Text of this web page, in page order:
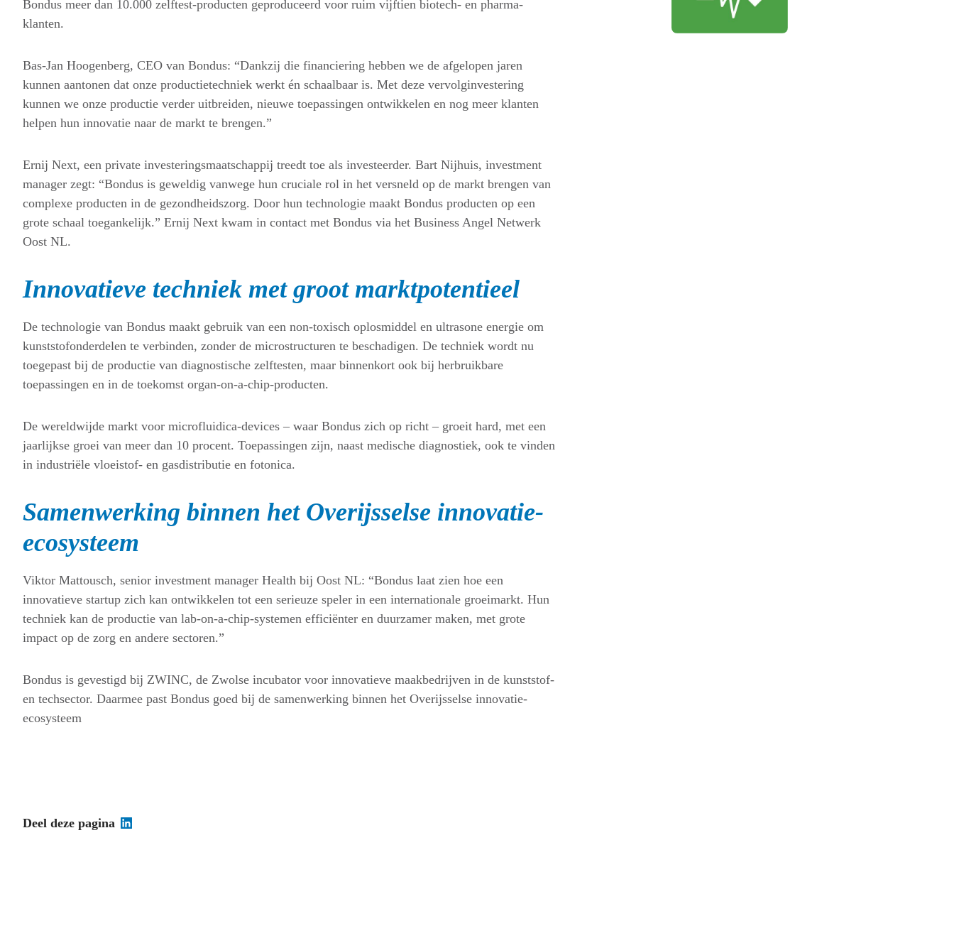
Bondus meer dan 10.000 zelftest-producten geproduceerd voor ruim vijftien biotech- en pharma-
klanten.
Bas-Jan Hoogenberg, CEO van Bondus: “Dankzij die financiering hebben we de afgelopen jaren
kunnen aantonen dat onze productietechniek werkt én schaalbaar is. Met deze vervolginvestering
kunnen we onze productie verder uitbreiden, nieuwe toepassingen ontwikkelen en nog meer klanten
helpen hun innovatie naar de markt te brengen.”
Ernij Next, een private investeringsmaatschappij treedt toe als investeerder. Bart Nijhuis, investment
manager zegt: “Bondus is geweldig vanwege hun cruciale rol in het versneld op de markt brengen van
complexe producten in de gezondheidszorg. Door hun technologie maakt Bondus producten op een
grote schaal toegankelijk.” Ernij Next kwam in contact met Bondus via het Business Angel Netwerk
Oost NL.
Innovatieve techniek met groot marktpotentieel
De technologie van Bondus maakt gebruik van een non-toxisch oplosmiddel en ultrasone energie om
kunststofonderdelen te verbinden, zonder de microstructuren te beschadigen. De techniek wordt nu
toegepast bij de productie van diagnostische zelftesten, maar binnenkort ook bij herbruikbare
toepassingen en in de toekomst organ-on-a-chip-producten.
De wereldwijde markt voor microfluidica-devices – waar Bondus zich op richt – groeit hard, met een
jaarlijkse groei van meer dan 10 procent. Toepassingen zijn, naast medische diagnostiek, ook te vinden
in industriële vloeistof- en gasdistributie en fotonica.
Samenwerking binnen het Overijsselse innovatie-
ecosysteem
Viktor Mattousch, senior investment manager Health bij Oost NL: “Bondus laat zien hoe een
innovatieve startup zich kan ontwikkelen tot een serieuze speler in een internationale groeimarkt. Hun
techniek kan de productie van lab-on-a-chip-systemen efficiënter en duurzamer maken, met grote
impact op de zorg en andere sectoren.”
Bondus is gevestigd bij ZWINC, de Zwolse incubator voor innovatieve maakbedrijven in de kunststof-
en techsector. Daarmee past Bondus goed bij de samenwerking binnen het Overijsselse innovatie-
ecosysteem
Deel deze pagina